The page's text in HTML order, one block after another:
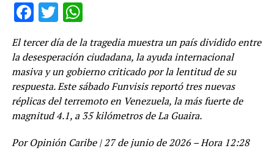
Facebook
TwitterWhatsApp
El tercer día de la tragedia muestra un país dividido entre
la desesperación ciudadana, la ayuda internacional
masiva y un gobierno criticado por la lentitud de su
respuesta. Este sábado Funvisis reportó tres nuevas
réplicas del terremoto en Venezuela, la más fuerte de
magnitud 4.1, a 35 kilómetros de La Guaira.
Por Opinión Caribe | 27 de junio de 2026 – Hora 12:28